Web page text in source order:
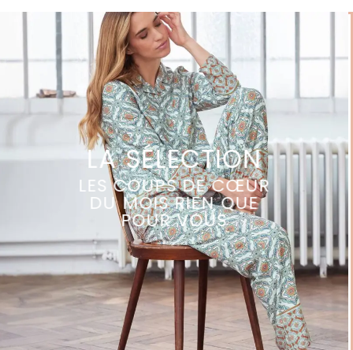
LA SÉLECTION
LES COUPS DE CŒUR
DU MOIS RIEN QUE
POUR VOUS